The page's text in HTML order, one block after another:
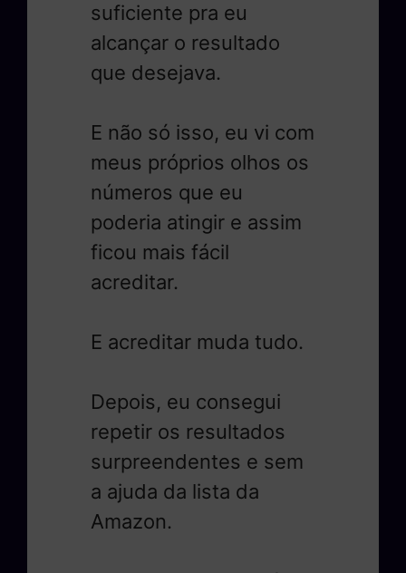
suficiente pra eu
alcançar o resultado
que desejava.
E não só isso, eu vi com
meus próprios olhos os
números que eu
poderia atingir e assim
ficou mais fácil
acreditar.
E acreditar muda tudo.
Depois, eu consegui
repetir os resultados
surpreendentes e sem
a ajuda da lista da
Amazon.